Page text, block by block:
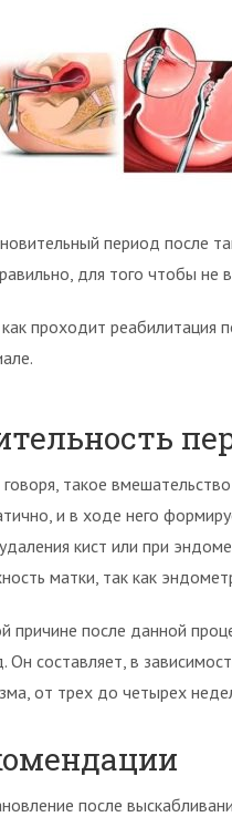
период после
для того чтобы не
проходит реабилитация
говоря, такое
и в ходе него
кист или при
матки, так как
причине после данной
Он составляет, в
от трех до четырех
после